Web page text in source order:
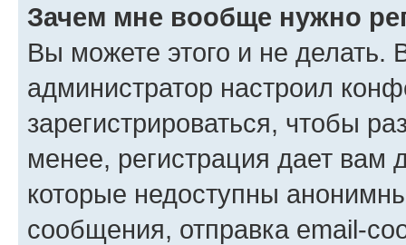
Зачем мне вообще нужно
Вы можете этого и не делать.
администратор настроил
зарегистрироваться, чтобы
менее, регистрация дает вам
которые недоступны
сообщения, отправка email-